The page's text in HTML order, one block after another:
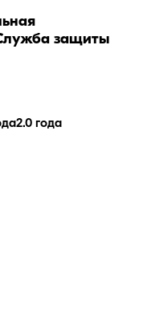
защиты
2.0 года